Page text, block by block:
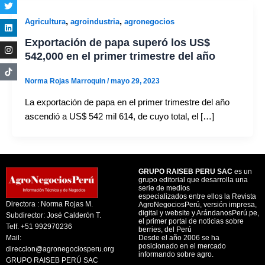
Agricultura, agroindustria, agronegocios
Exportación de papa superó los US$
542,000 en el primer trimestre del año
Norma Rojas Marroquin /mayo 29, 2023
La exportación de papa en el primer trimestre del año
ascendió a US$ 542 mil 614, de cuyo total, el […]
Directora : Norma Rojas M.
Subdirector: José Calderón T.
Telf. +51 992970236
Mail:
direccion@agronegociosperu.org
GRUPO RAISEB PERÚ SAC
GRUPO RAISEB PERU SAC es un
grupo editorial que desarrolla una
serie de medios
especializados entre ellos la Revista
AgroNegociosPerú, versión impresa,
digital y website y ArándanosPerú.pe,
el primer portal de noticias sobre
berries, del Perú
Desde el año 2006 se ha
posicionado en el mercado
informando sobre agro.